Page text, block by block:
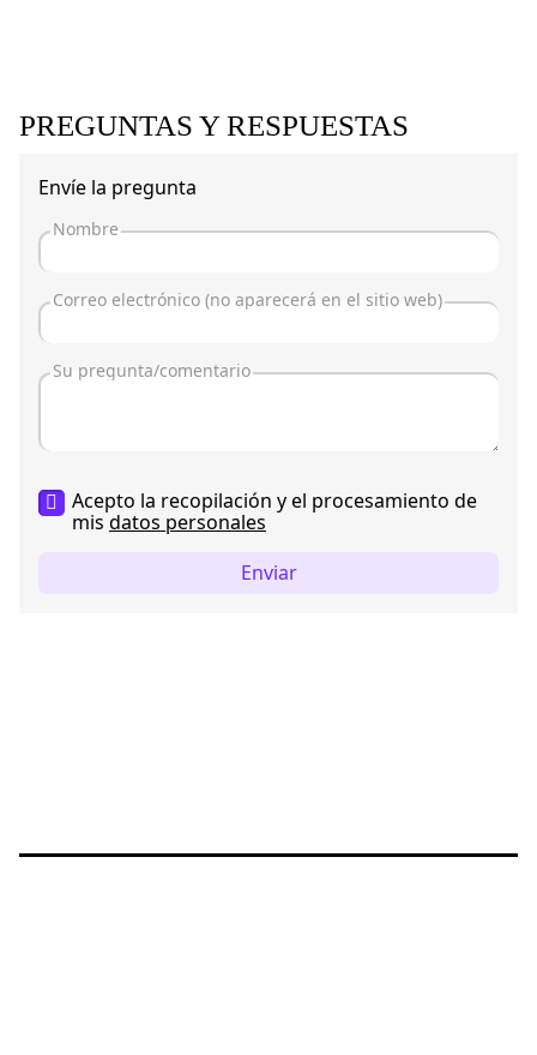
PREGUNTAS Y RESPUESTAS
Envíe la pregunta
Acepto la recopilación y el procesamiento de
mis datos personales
Enviar